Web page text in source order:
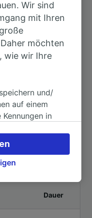
1 Gehminute
1090 sowie
eV. Familien mit
Fuß das Labyrinth
Bornholmer
Dauer
Wir sind
mit Ihren
möchten
wie wir Ihre
und/
auf einem
in
berechtigtem
und